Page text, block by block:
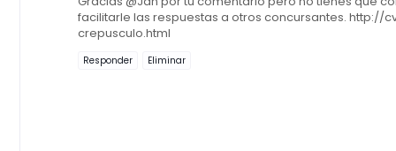
facilitarle las respuestas a otros concursantes.
crepusculo.html
Responder Eliminar